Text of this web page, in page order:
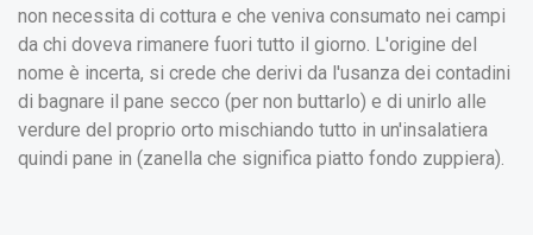
non necessita di cottura e che veniva consumato nei campi
da chi doveva rimanere fuori tutto il giorno. L'origine del
nome è incerta, si crede che derivi da l'usanza dei contadini
di bagnare il pane secco (per non buttarlo) e di unirlo alle
verdure del proprio orto mischiando tutto in un'insalatiera
quindi pane in (zanella che significa piatto fondo zuppiera).